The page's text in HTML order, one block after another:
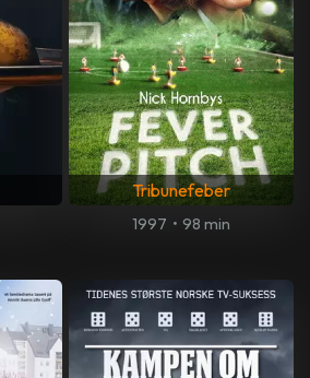
Tribunefeber
1997 • 98 min